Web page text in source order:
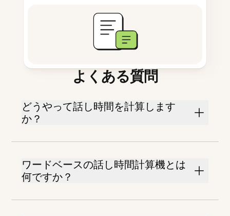
よくある質問
どうやって話し時間を計算します
か？
ワードベースの話し時間計算機とは
何ですか？